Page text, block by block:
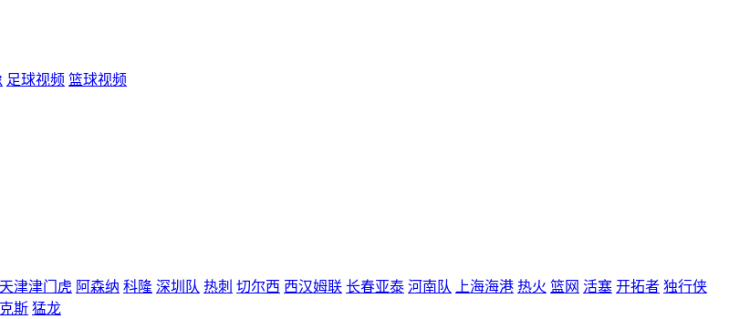
足球视频 篮球视频
天津津门虎 阿森纳 科隆 深圳队 热刺 切尔西 西汉姆联 长春亚泰 河南队 上海海港 热火 篮网 活塞 开拓者 独行侠
斯 猛龙